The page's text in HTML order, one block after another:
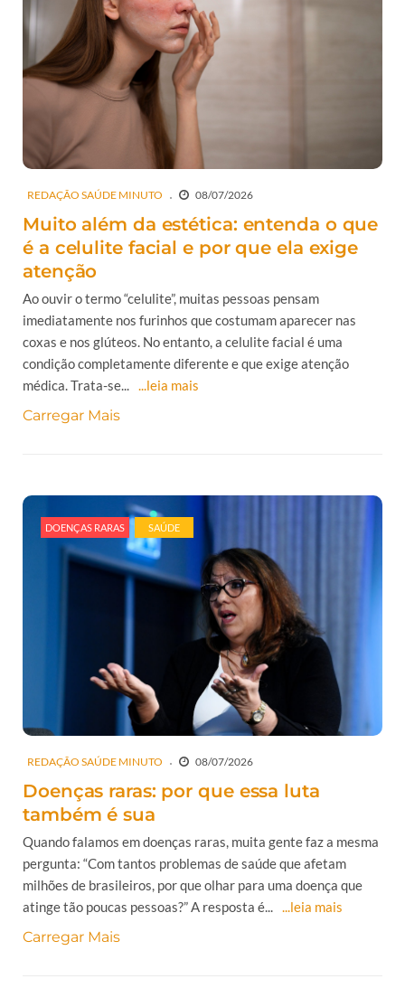
REDAÇÃO SAÚDE MINUTO 08/07/2026
Muito além da estética: entenda o que
é a celulite facial e por que ela exige
atenção
Ao ouvir o termo “celulite”, muitas pessoas pensam
imediatamente nos furinhos que costumam aparecer nas
coxas e nos glúteos. No entanto, a celulite facial é uma
condição completamente diferente e que exige atenção
médica. Trata-se... ...leia mais
Carregar Mais
DOENÇAS RARAS SAÚDE
REDAÇÃO SAÚDE MINUTO 08/07/2026
Doenças raras: por que essa luta
também é sua
Quando falamos em doenças raras, muita gente faz a mesma
pergunta: “Com tantos problemas de saúde que afetam
milhões de brasileiros, por que olhar para uma doença que
atinge tão poucas pessoas?” A resposta é...
...leia mais
Carregar Mais